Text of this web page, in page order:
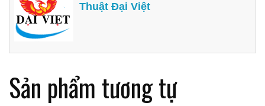
Thuật Đại Việt
Sản phẩm tương tự